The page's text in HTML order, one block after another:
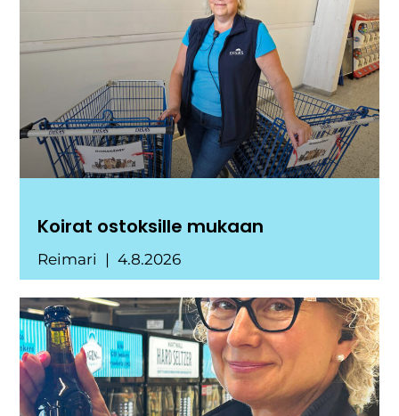
Koirat ostoksille mukaan
Reimari 4.8.2026